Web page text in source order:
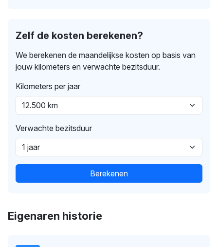
Zelf de kosten berekenen?
We berekenen de maandelijkse kosten op basis van
jouw kilometers en verwachte bezitsduur.
Kilometers per jaar
Verwachte bezitsduur
Berekenen
Eigenaren historie